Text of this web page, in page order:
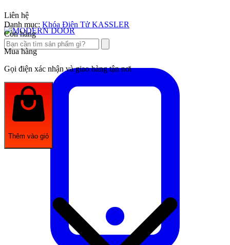
Liên hệ
Danh mục: Khóa Điện Tử KASSLER
Còn hàng
Mua hàng
Gọi điện xác nhận và giao hàng tận nơi
Thêm vào giỏ